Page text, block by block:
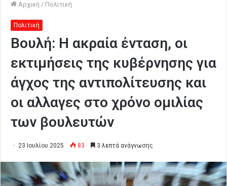
Αρχική / Πολιτική
Πολιτική
Βουλή: Η ακραία ένταση, οι
εκτιμήσεις της κυβέρνησης για
άγχος της αντιπολίτευσης και
οι αλλαγες στο χρόνο ομιλίας
των βουλευτών
23 Ιουλίου 2025 83 3 λεπτά ανάγνωσης